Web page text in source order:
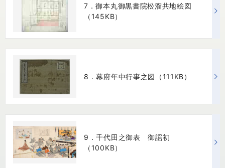
7．御本丸御黒書院松溜共地絵図
（145KB）
8．幕府年中行事之図（111KB）
9．千代田之御表 御謡初
（100KB）